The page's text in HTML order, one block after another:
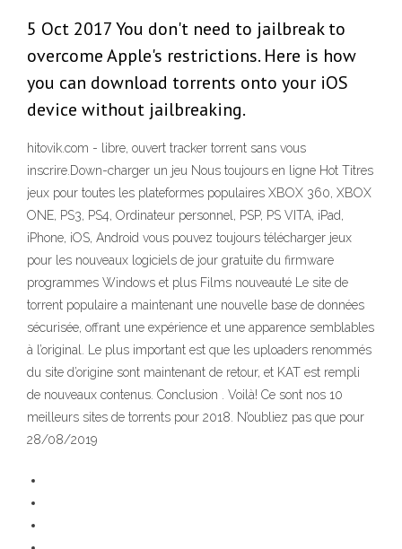
5 Oct 2017 You don't need to jailbreak to
overcome Apple's restrictions. Here is how
you can download torrents onto your iOS
device without jailbreaking.
hitovik.com - libre, ouvert tracker torrent sans vous
inscrire.Down-charger un jeu Nous toujours en ligne Hot Titres
jeux pour toutes les plateformes populaires XBOX 360, XBOX
ONE, PS3, PS4, Ordinateur personnel, PSP, PS VITA, iPad,
iPhone, iOS, Android vous pouvez toujours télécharger jeux
pour les nouveaux logiciels de jour gratuite du firmware
programmes Windows et plus Films nouveauté Le site de
torrent populaire a maintenant une nouvelle base de données
sécurisée, offrant une expérience et une apparence semblables
à l’original. Le plus important est que les uploaders renommés
du site d’origine sont maintenant de retour, et KAT est rempli
de nouveaux contenus. Conclusion . Voilà! Ce sont nos 10
meilleurs sites de torrents pour 2018. N’oubliez pas que pour
28/08/2019